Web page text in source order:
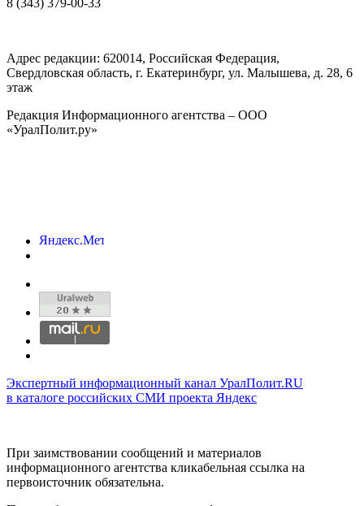
Адрес редакции: 620014, Российская Федерация,
Свердловская область, г. Екатеринбург, ул. Малышева, д. 28, 6
этаж
Редакция Информационного агентства – ООО
«УралПолит.ру»
Экспертный информационный канал УралПолит.RU
в каталоге российских СМИ проекта Яндекс
При заимствовании сообщений и материалов
информационного агентства кликабельная ссылка на
первоисточник обязательна.